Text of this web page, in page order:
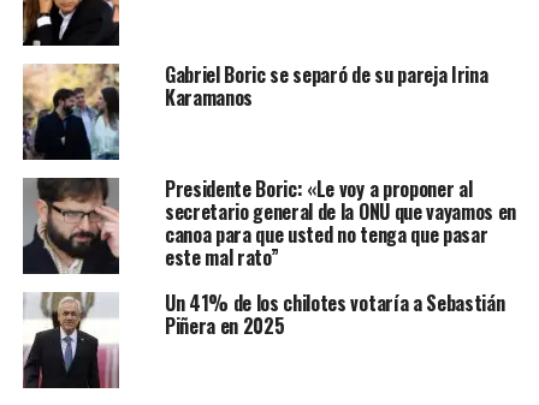
Gabriel Boric se separó de su pareja Irina
Karamanos
Presidente Boric: «Le voy a proponer al
secretario general de la ONU que vayamos en
canoa para que usted no tenga que pasar
este mal rato”
Un 41% de los chilotes votaría a Sebastián
Piñera en 2025